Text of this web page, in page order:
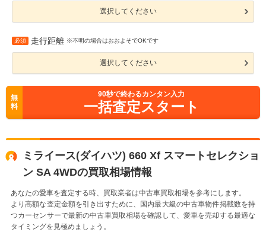
選択してください
必須 走行距離 ※不明の場合はおおよそでOKです
選択してください
無
料
90秒で終わるカンタン入力
一括査定スタート
ミライース(ダイハツ) 660 Xf スマートセレクショ
ン SA 4WDの買取相場情報
あなたの愛車を査定する時、買取業者は中古車買取相場を参考にします。
より高額な査定金額を引き出すために、国内最大級の中古車物件掲載数を持
つカーセンサーで最新の中古車買取相場を確認して、愛車を売却する最適な
タイミングを見極めましょう。